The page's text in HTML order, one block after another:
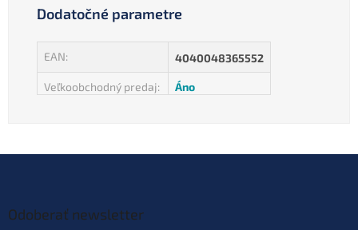
Dodatočné parametre
EAN: 4040048365552
Veľkoobchodný predaj: Áno
Odoberať newsletter